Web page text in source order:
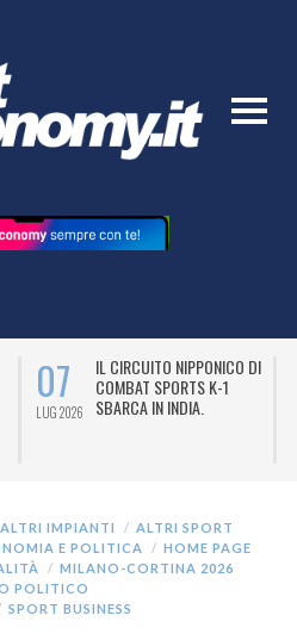
07
LUG 2026
IL CIRCUITO NIPPONICO DI
COMBAT SPORTS K-1
SBARCA IN INDIA.
ALTRI IMPIANTI
ALTRI SPORT
E POLITICA
HOME PAGE
MILANO-CORTINA 2026
POLITICO
SPORT BUSINESS